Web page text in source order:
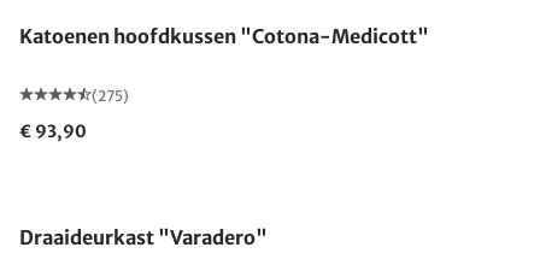
Katoenen hoofdkussen "Cotona-Medicott"
(275)
€ 93,90
Draaideurkast "Varadero"